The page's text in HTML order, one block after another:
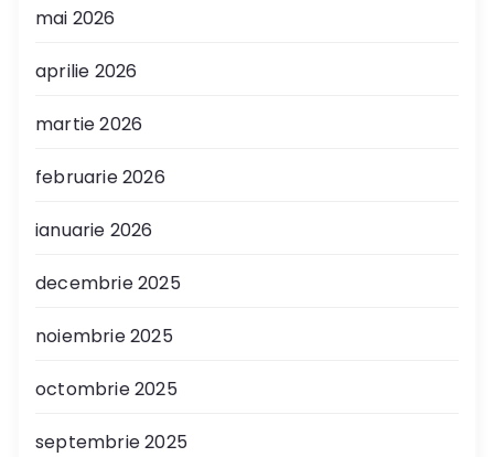
mai 2026
aprilie 2026
martie 2026
februarie 2026
ianuarie 2026
decembrie 2025
noiembrie 2025
octombrie 2025
septembrie 2025